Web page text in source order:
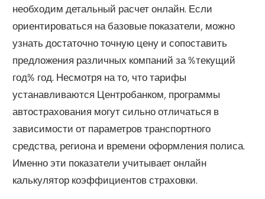
необходим детальный расчет онлайн. Если
ориентироваться на базовые показатели, можно
узнать достаточно точную цену и сопоставить
предложения различных компаний за %текущий
год% год. Несмотря на то, что тарифы
устанавливаются Центробанком, программы
автострахования могут сильно отличаться в
зависимости от параметров транспортного
средства, региона и времени оформления полиса.
Именно эти показатели учитывает онлайн
калькулятор коэффициентов страховки.